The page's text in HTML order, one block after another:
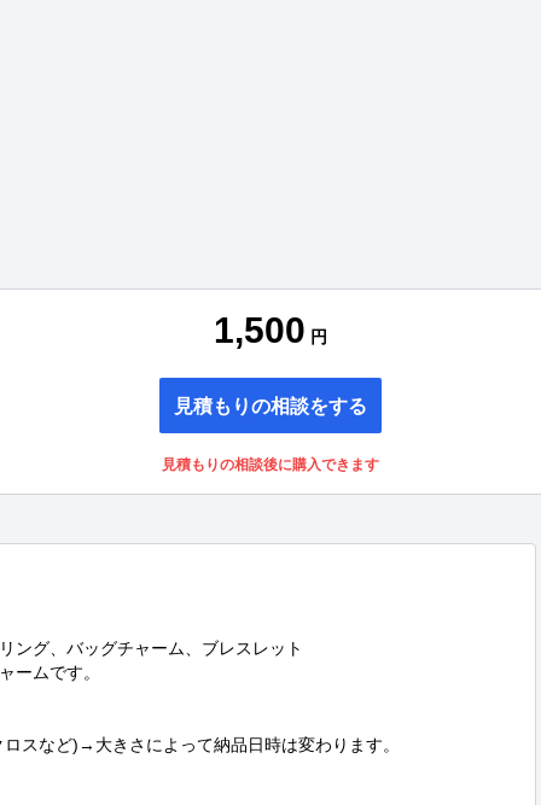
1,500 円
見積もりの相談をする
見積もりの相談後に購入できます
ング、バッグチャーム、ブレスレット
ームです。
スなど)→大きさによって納品日時は変わります。